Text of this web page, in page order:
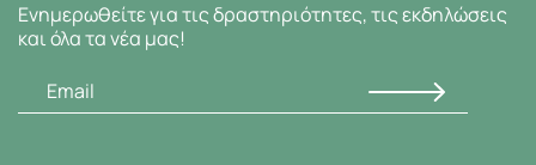
Ενημερωθείτε για τις δραστηριότητες, τις εκδηλώσεις
και όλα τα νέα μας!